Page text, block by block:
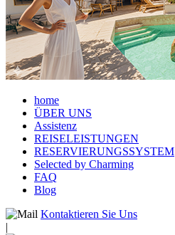
home
ÜBER UNS
Assistenz
REISELEISTUNGEN
RESERVIERUNGSSYSTEM
Selected by Charming
FAQ
Blog
Kontaktieren Sie Uns
|